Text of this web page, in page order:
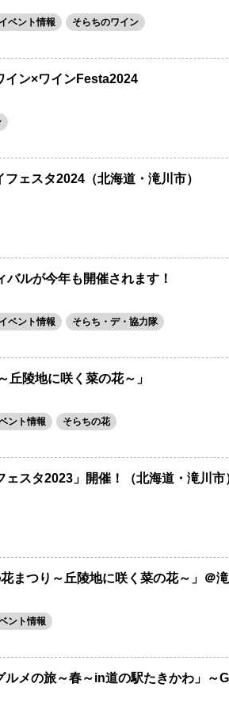
ベント情報 そらちのワイン
イン×ワインFesta2024
ェスタ2024（北海道・滝川市）
バルが今年も開催されます！
ベント情報 そらち・デ・協力隊
陵地に咲く菜の花～」
ント情報 そらちの花
スタ2023」開催！（北海道・滝川市
まつり～丘陵地に咲く菜の花～」＠
ント情報
メの旅～春～in道の駅たきかわ」～